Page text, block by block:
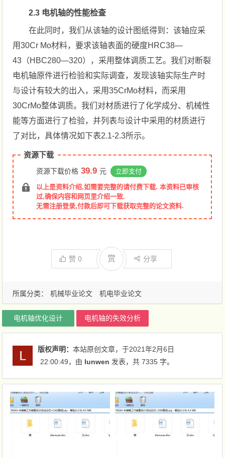
2.3 电机轴的性能检查
在此同时，我们从该轴的设计图纸得到：该轴应采
用30Cr Mo材料，要求该轴表面的硬度HRC38—
43（HBC280—320），采用整体调质工艺。我们对断裂
电机轴原件进行检验和实际调查，发现该轴实际生产时
与设计有较大的出入，采用35CrMo材料，而采用
30CrMo整体调质。我们对材质进行了化学成分、机械性
能等方面进行了检验，并列表与设计中采用的材质进行
了对比，具体情况如下表2.1-2.3所示。
资源下载
资源下载价格 39.9 元 立即支付
以上是资料介绍,如需要完整的请付费下载. 本资料已审核
过,确保内容和网页里介绍一致.
无需注册登录,付款后即可下载获取完整的论文资料.
赞0 赏 分享
所属分类： 机械毕业论文 机电毕业论文
电机轴优化设计 电机轴的失效分析
版权声明：本站原创文章，于2021年2月6日
22:00:49，由 lunwen 发表，共 7335 字。